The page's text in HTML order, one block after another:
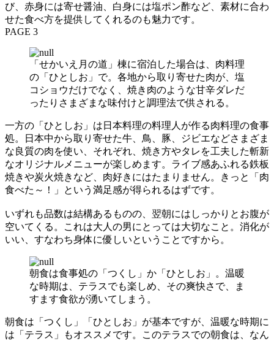
び、赤身には寄せ醤油、白身には塩ポン酢など、素材に合わ
せた食べ方を提供してくれるのも魅力です。
PAGE 3
「せかいえ月の道」棟に宿泊した場合は、肉料理
の「ひとしお」で。各地から取り寄せた肉が、塩
コショウだけでなく、焼き肉のような甘辛ダレだ
ったりさまざまな味付けと調理法で供される。
一方の「ひとしお」は日本料理の料理人が作る肉料理の食事
処。日本中から取り寄せた牛、鳥、豚、ジビエなどさまざま
な良質の肉を使い、それぞれ、焼き方やタレを工夫した斬新
なオリジナルメニューが楽しめます。ライブ感あふれる鉄板
焼きや炭火焼きなど、肉好きにはたまりません。きっと「肉
食べた～！」という満足感が得られるはずです。
いずれも品数は結構あるものの、翌朝にはしっかりとお腹が
空いてくる。これは大人の男にとっては大切なこと。消化が
いい、すなわち身体に優しいということですから。
朝食は食事処の「つくし」か「ひとしお」。温暖
な時期は、テラスでも楽しめ、その爽快さで、ま
すます食欲が湧いてしまう。
朝食は「つくし」「ひとしお」が基本ですが、温暖な時期に
は「テラス」もオススメです。このテラスでの朝食は、なん